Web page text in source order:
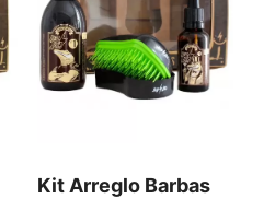
Kit Arreglo Barbas